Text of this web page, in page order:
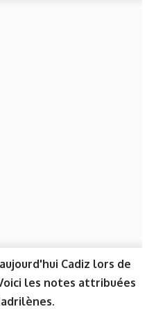
Cadiz lors de
les notes attribuées